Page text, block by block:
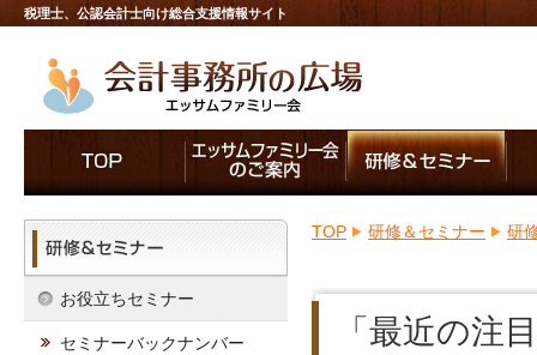
税理士、公認会計士向け総合支援情報サイト
お役立ちセミナー
セミナーバックナンバー
TOP 研修＆セミナー 研
「最近の注